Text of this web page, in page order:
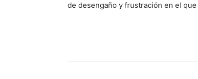
de desengaño y frustración en el